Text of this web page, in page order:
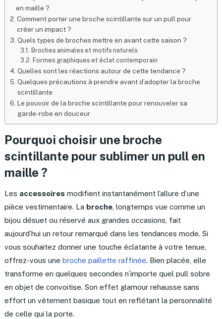
en maille ?
Comment porter une broche scintillante sur un pull pour
créer un impact ?
Quels types de broches mettre en avant cette saison ?
Broches animales et motifs naturels
Formes graphiques et éclat contemporain
Quelles sont les réactions autour de cette tendance ?
Quelques précautions à prendre avant d’adopter la broche
scintillante
Le pouvoir de la broche scintillante pour renouveler sa
garde-robe en douceur
Pourquoi choisir une broche
scintillante pour sublimer un pull en
maille ?
Les accessoires modifient instantanément l’allure d’une
pièce vestimentaire. La broche, longtemps vue comme un
bijou désuet ou réservé aux grandes occasions, fait
aujourd’hui un retour remarqué dans les tendances mode. Si
vous souhaitez donner une touche éclatante à votre tenue,
offrez-vous une broche paillette raffinée. Bien placée, elle
transforme en quelques secondes n’importe quel pull sobre
en objet de convoitise. Son effet glamour rehausse sans
effort un vêtement basique tout en reflétant la personnalité
de celle qui la porte.